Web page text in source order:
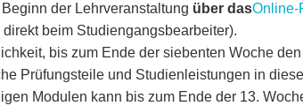
der Lehrveranstaltung über dasOnline-
beim Studiengangsbearbeiter).
bis zum Ende der siebenten Woche den
Prüfungsteile und Studienleistungen in
Modulen kann bis zum Ende der 13.